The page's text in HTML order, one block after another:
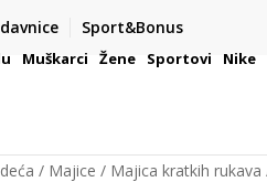
Sport&Bonus
ZA POTROŠAČE
Muškarci Žene Sportovi Nike
Majice Majica kratkih rukava